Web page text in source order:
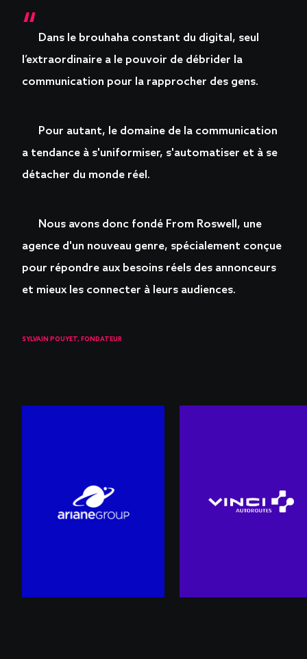
Dans le brouhaha constant du digital, seul
l’extraordinaire a le pouvoir de débrider la
communication pour la rapprocher des gens.
Pour autant, le domaine de la communication
a tendance à s'uniformiser, s'automatiser et à se
détacher du monde réel.
Nous avons donc fondé From Roswell, une
agence d'un nouveau genre, spécialement conçue
pour répondre aux besoins réels des annonceurs
et mieux les connecter à leurs audiences.
SYLVAIN POUYET, FONDATEUR